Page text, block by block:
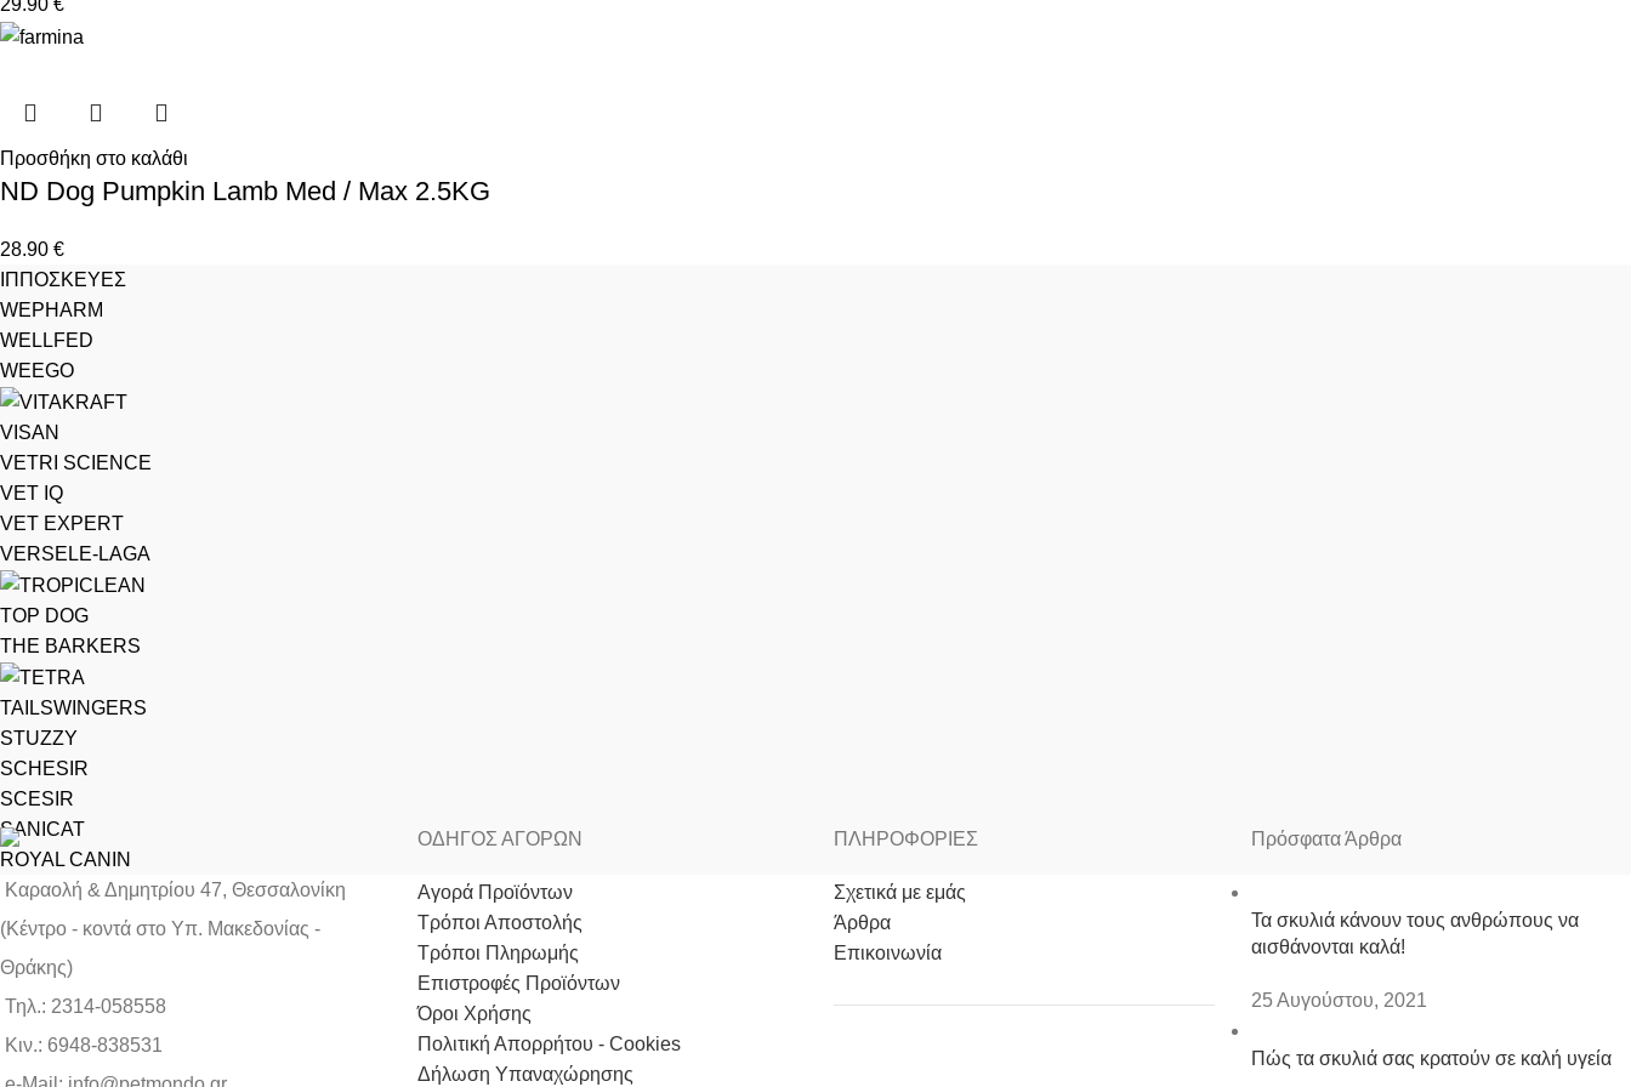
29.90 €
Προσθήκη στο καλάθι
ND Dog Pumpkin Lamb Med / Max 2.5KG
28.90 €
ΙΠΠΟΣΚΕΥΕΣ
WEPHARM
WELLFED
WEEGO
VISAN
VETRI SCIENCE
VET IQ
VET EXPERT
VERSELE-LAGA
TOP DOG
THE BARKERS
TAILSWINGERS
STUZZY
SCHESIR
SCESIR
SANICAT
ROYAL CANIN
Καραολή & Δημητρίου 47, Θεσσαλονίκη
(Kέντρο - κοντά στο Yπ. Μακεδονίας -
Θράκης)
Τηλ.: 2314-058558
Κιν.: 6948-838531
ΟΔΗΓΟΣ ΑΓΟΡΩΝ
Αγορά Προϊόντων
Τρόποι Αποστολής
Τρόποι Πληρωμής
Επιστροφές Προϊόντων
Όροι Χρήσης
Πολιτική Απορρήτου - Cookies
Δήλωση Υπαναχώρησης
ΠΛΗΡΟΦΟΡΙΕΣ
Σχετικά με εμάς
Άρθρα
Επικοινωνία
Πρόσφατα Άρθρα
Τα σκυλιά κάνουν τους ανθρώπους να
αισθάνονται καλά!
25 Αυγούστου, 2021
Πώς τα σκυλιά σας κρατούν σε καλή υγεία